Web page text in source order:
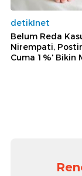
detikInet
Belum Reda
Nirempati,
Cuma 1%' Bikin